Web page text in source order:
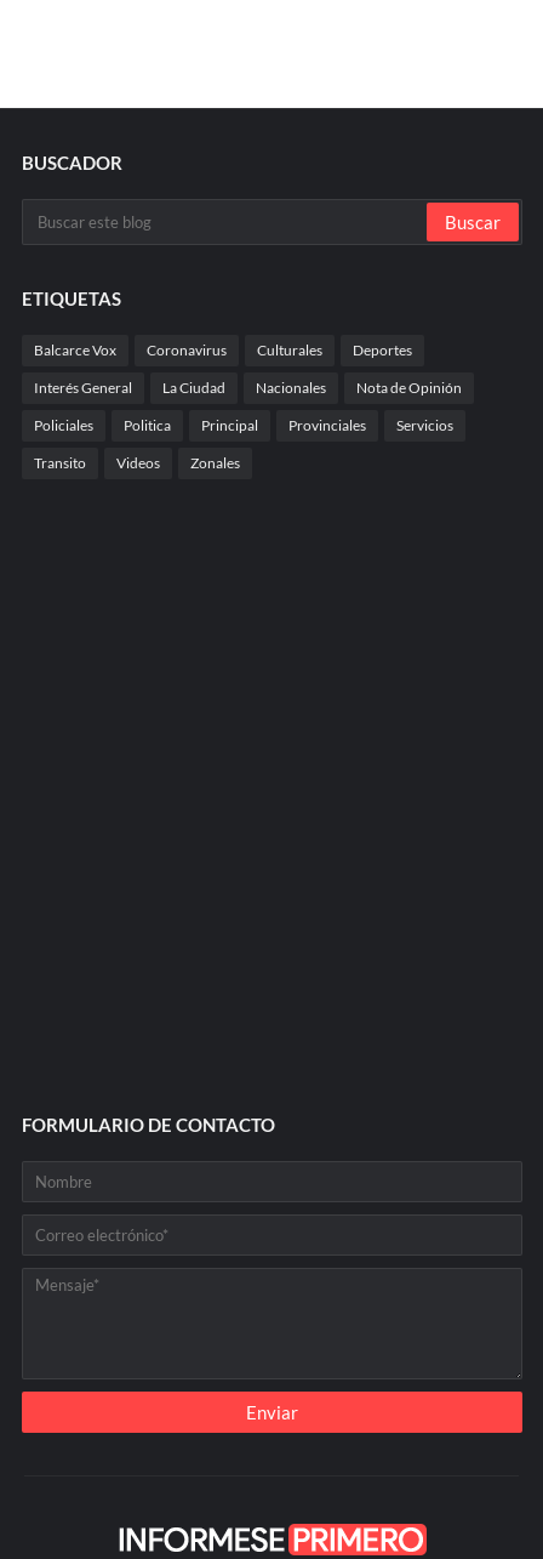
BUSCADOR
ETIQUETAS
Balcarce Vox Coronavirus Culturales Deportes
Interés General La Ciudad Nacionales Nota de Opinión
Policiales Politica Principal Provinciales Servicios
Transito Videos Zonales
FORMULARIO DE CONTACTO